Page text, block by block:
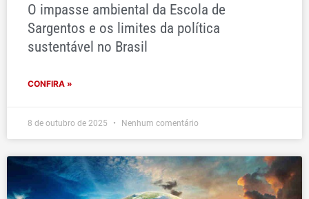
O impasse ambiental da Escola de
Sargentos e os limites da política
sustentável no Brasil
CONFIRA »
8 de outubro de 2025 Nenhum comentário